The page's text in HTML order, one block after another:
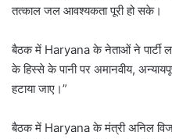
तत्काल जल आवश्यकता पूरी हो सके।
बैठक में Haryana के नेताओं ने पार्टी
के हिस्से के पानी पर अमानवीय,
हटाया जाए।”
बैठक में Haryana के मंत्री अनिल विज,